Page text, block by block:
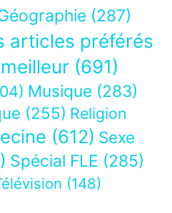
(287)
articles préférés
(691)
Musique (283)
(255) Religion
(612) Sexe
Spécial FLE (285)
(148)